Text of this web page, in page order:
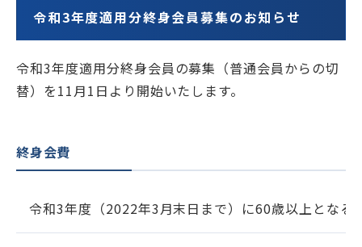
会員向けサービス
アクセス よくある質問 お問い合わせ
令和3年度適用分終身会員募集のお知らせ
令和3年度適用分終身会員の募集（普通会員からの切
替）を11月1日より開始いたします。
終身会費
令和3年度（2022年3月末日まで）に60歳以上となる